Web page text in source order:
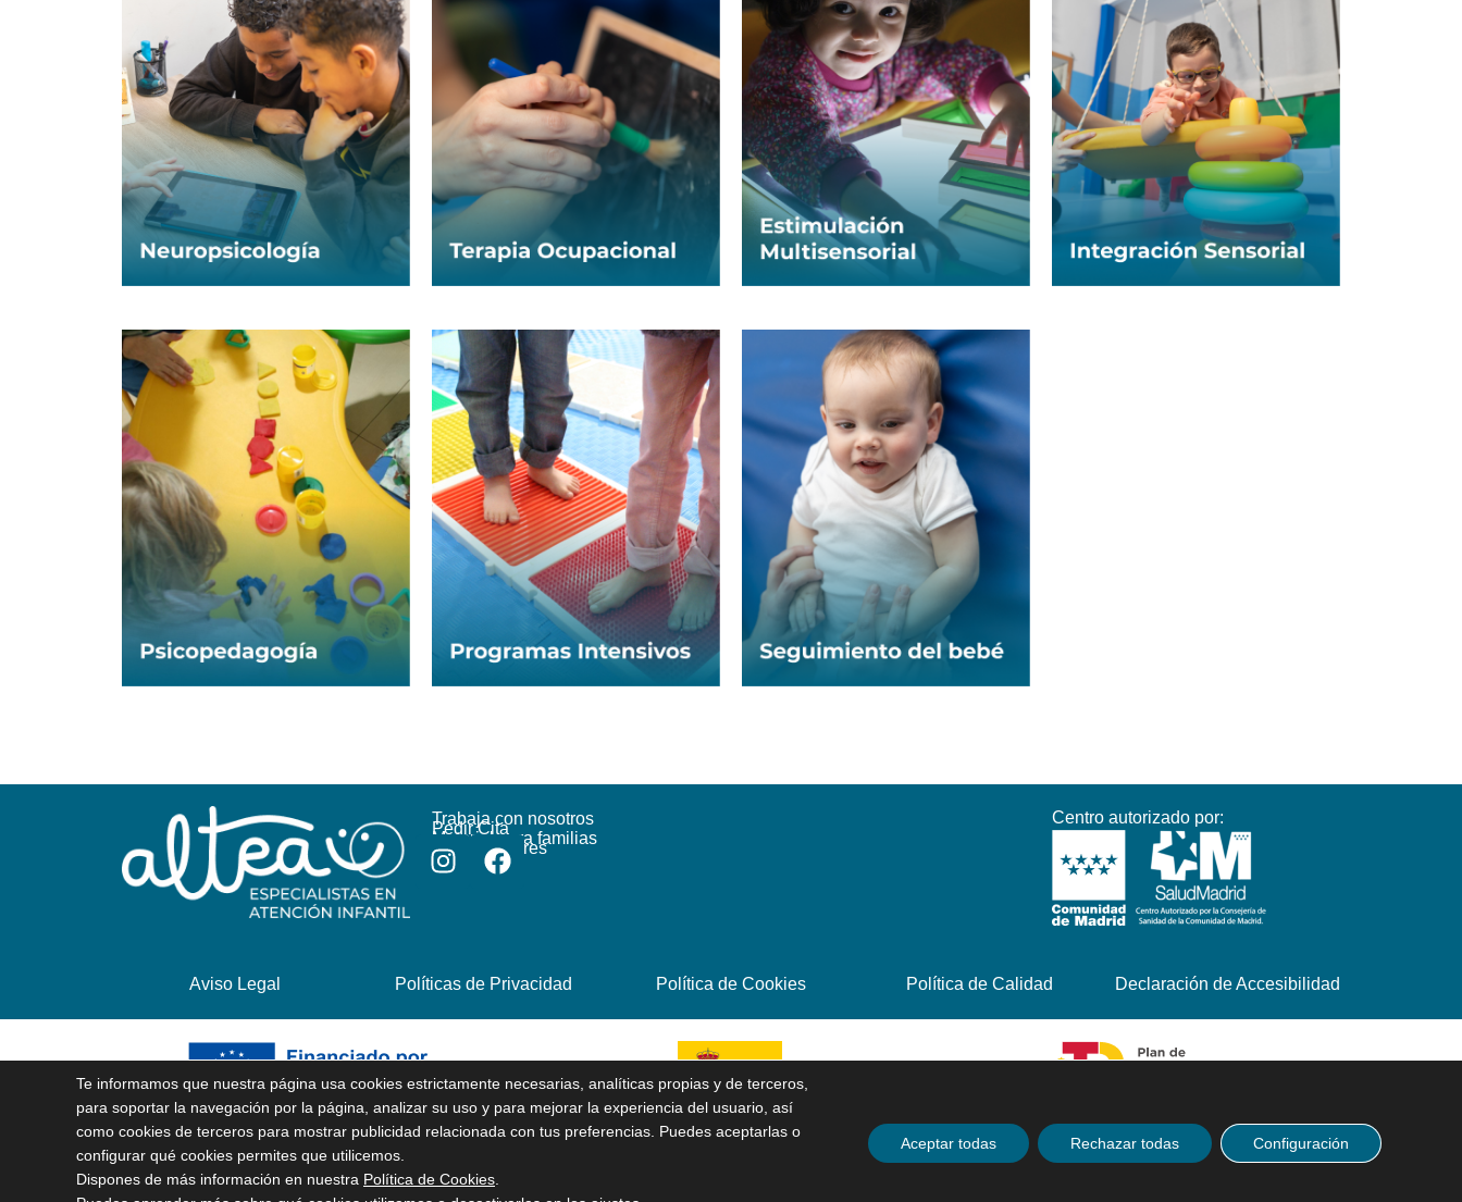
Trabaja con nosotros
Pedir Cita
Material para familias
Colaboradores
Centro autorizado por:
Aviso Legal Políticas de Privacidad Política de Cookies Política de Calidad Declaración de Accesibilidad
Te informamos que nuestra página usa cookies estrictamente necesarias, analíticas propias y de terceros,
para soportar la navegación por la página, analizar su uso y para mejorar la experiencia del usuario, así
como cookies de terceros para mostrar publicidad relacionada con tus preferencias. Puedes aceptarlas o
configurar qué cookies permites que utilicemos.
Dispones de más información en nuestra Política de Cookies
Aceptar todas Rechazar todas Configuración